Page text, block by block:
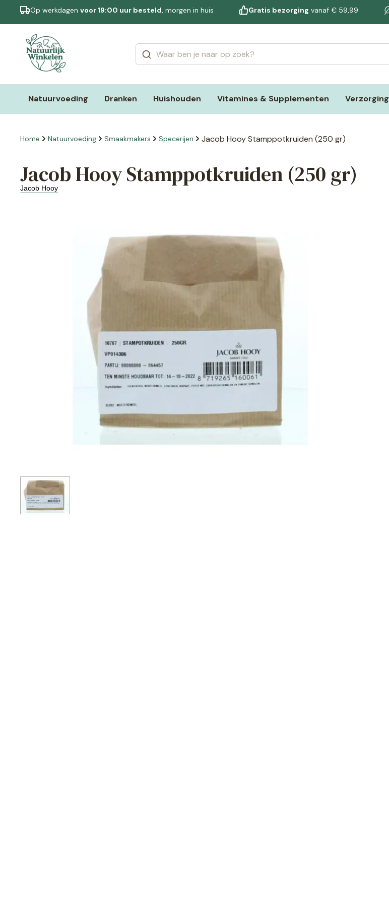
Op werkdagen voor 19:00 uur besteld, morgen in huis Gratis bezorging vanaf € 59,99
Natuurvoeding Dranken Huishouden Vitamines & Supplementen Verzorging
Home Natuurvoeding Smaakmakers Specerijen Jacob Hooy Stamppotkruiden (250 gr)
Jacob Hooy Stamppotkruiden (250 gr)
Jacob Hooy